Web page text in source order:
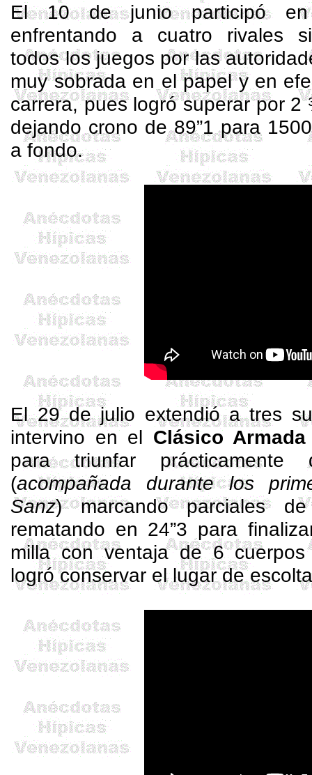
El 10 de junio participó
enfrentando a cuatro rivales
todos los juegos por las
muy sobrada en el papel y en
carrera, pues logró superar por
dejando crono de 89”1 para
a fondo.
El 29 de julio extendió a tres
intervino en el Clásico
para triunfar
(acompañada durante los
Sanz) marcando parciales
rematando en 24”3 para
milla con ventaja de 6
logró conservar el lugar de